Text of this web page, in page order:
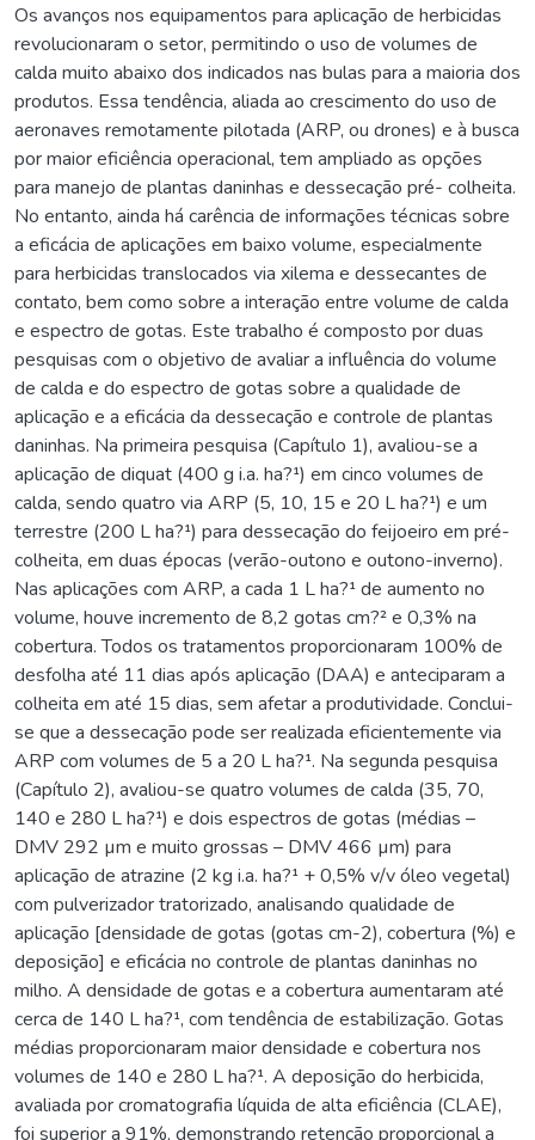
Os avanços nos equipamentos para aplicação de herbicidas
revolucionaram o setor, permitindo o uso de volumes de
calda muito abaixo dos indicados nas bulas para a maioria dos
produtos. Essa tendência, aliada ao crescimento do uso de
aeronaves remotamente pilotada (ARP, ou drones) e à busca
por maior eficiência operacional, tem ampliado as opções
para manejo de plantas daninhas e dessecação pré- colheita.
No entanto, ainda há carência de informações técnicas sobre
a eficácia de aplicações em baixo volume, especialmente
para herbicidas translocados via xilema e dessecantes de
contato, bem como sobre a interação entre volume de calda
e espectro de gotas. Este trabalho é composto por duas
pesquisas com o objetivo de avaliar a influência do volume
de calda e do espectro de gotas sobre a qualidade de
aplicação e a eficácia da dessecação e controle de plantas
daninhas. Na primeira pesquisa (Capítulo 1), avaliou-se a
aplicação de diquat (400 g i.a. ha?¹) em cinco volumes de
calda, sendo quatro via ARP (5, 10, 15 e 20 L ha?¹) e um
terrestre (200 L ha?¹) para dessecação do feijoeiro em pré-
colheita, em duas épocas (verão-outono e outono-inverno).
Nas aplicações com ARP, a cada 1 L ha?¹ de aumento no
volume, houve incremento de 8,2 gotas cm?² e 0,3% na
cobertura. Todos os tratamentos proporcionaram 100% de
desfolha até 11 dias após aplicação (DAA) e anteciparam a
colheita em até 15 dias, sem afetar a produtividade. Conclui-
se que a dessecação pode ser realizada eficientemente via
ARP com volumes de 5 a 20 L ha?¹. Na segunda pesquisa
(Capítulo 2), avaliou-se quatro volumes de calda (35, 70,
140 e 280 L ha?¹) e dois espectros de gotas (médias –
DMV 292 µm e muito grossas – DMV 466 µm) para
aplicação de atrazine (2 kg i.a. ha?¹ + 0,5% v/v óleo vegetal)
com pulverizador tratorizado, analisando qualidade de
aplicação [densidade de gotas (gotas cm-2), cobertura (%) e
deposição] e eficácia no controle de plantas daninhas no
milho. A densidade de gotas e a cobertura aumentaram até
cerca de 140 L ha?¹, com tendência de estabilização. Gotas
médias proporcionaram maior densidade e cobertura nos
volumes de 140 e 280 L ha?¹. A deposição do herbicida,
avaliada por cromatografia líquida de alta eficiência (CLAE),
foi superior a 91%, demonstrando retenção proporcional a